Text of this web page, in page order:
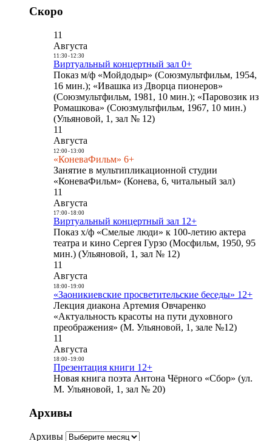
Скоро
11
Августа
11:30- 12:30
Виртуальный концертный зал 0+
Показ м/ф «Мойдодыр» (Союзмультфильм, 1954,
16 мин.); «Ивашка из Дворца пионеров»
(Союзмультфильм, 1981, 10 мин.); «Паровозик из
Ромашкова» (Союзмультфильм, 1967, 10 мин.)
(Ульяновой, 1, зал № 12)
11
Августа
12:00- 13:00
«КоневаФильм» 6+
Занятие в мультипликационной студии
«КоневаФильм» (Конева, 6, читальный зал)
11
Августа
17:00- 18:00
Виртуальный концертный зал 12+
Показ х/ф «Смелые люди» к 100-летию актера
театра и кино Сергея Гурзо (Мосфильм, 1950, 95
мин.) (Ульяновой, 1, зал № 12)
11
Августа
18:00- 19:00
«Заоникиевские просветительские беседы» 12+
Лекция диакона Артемия Овчаренко
«Актуальность красоты на пути духовного
преображения» (М. Ульяновой, 1, зале №12)
11
Августа
18:00- 19:00
Презентация книги 12+
Новая книга поэта Антона Чёрного «Сбор» (ул.
М. Ульяновой, 1, зал № 20)
Архивы
Архивы